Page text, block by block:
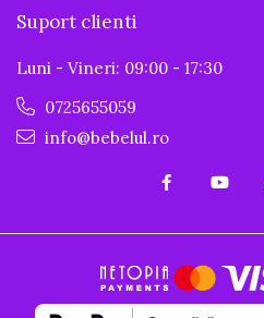
Suport clienti
Luni - Vineri: 09:00 - 17:30
0725655059
info@bebelul.ro